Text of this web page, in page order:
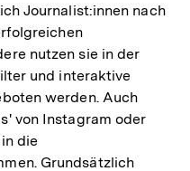
Journalist:innen nach
nutzen sie in der
und interaktive
werden. Auch
von Instagram oder
die
Grundsätzlich